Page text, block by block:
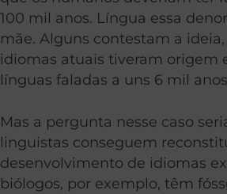
100 mil anos. Língua essa
mãe. Alguns contestam a
idiomas atuais tiveram origem
línguas faladas a uns 6 mil
Mas a pergunta nesse caso
linguistas conseguem
desenvolvimento de idiomas
biólogos, por exemplo, têm